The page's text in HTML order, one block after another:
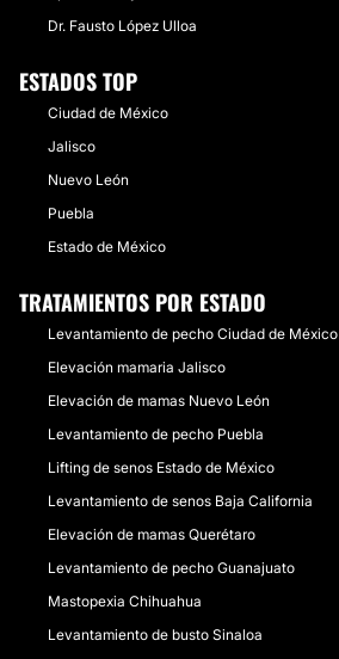
Dr. Fausto López Ulloa
ESTADOS TOP
Ciudad de México
Jalisco
Nuevo León
Puebla
Estado de México
TRATAMIENTOS POR ESTADO
Levantamiento de pecho Ciudad de México
Elevación mamaria Jalisco
Elevación de mamas Nuevo León
Levantamiento de pecho Puebla
Lifting de senos Estado de México
Levantamiento de senos Baja California
Elevación de mamas Querétaro
Levantamiento de pecho Guanajuato
Mastopexia Chihuahua
Levantamiento de busto Sinaloa